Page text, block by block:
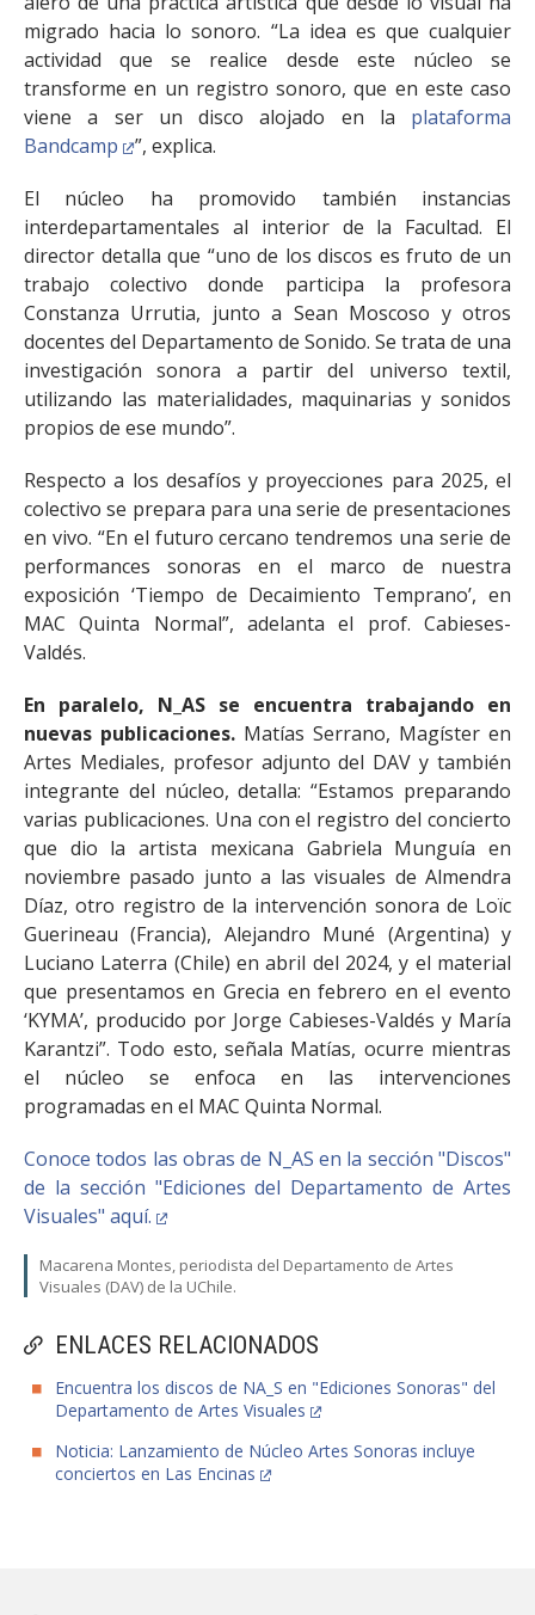
ENLACES RELACIONADOS
Encuentra los discos de NA_S en "Ediciones Sonoras" del
Departamento de Artes Visuales
Noticia: Lanzamiento de Núcleo Artes Sonoras incluye
conciertos en Las Encinas
migrado hacia lo sonoro. “La idea es que cualquier
actividad que se realice desde este núcleo se
transforme en un registro sonoro, que en este caso
viene a ser un disco alojado en la plataforma
Bandcamp
”, explica.
El núcleo ha promovido también instancias
interdepartamentales al interior de la Facultad. El
director detalla que “uno de los discos es fruto de un
trabajo colectivo donde participa la profesora
Constanza Urrutia, junto a Sean Moscoso y otros
docentes del Departamento de Sonido. Se trata de una
investigación sonora a partir del universo textil,
utilizando las materialidades, maquinarias y sonidos
propios de ese mundo”.
Respecto a los desafíos y proyecciones para 2025, el
colectivo se prepara para una serie de presentaciones
en vivo. “En el futuro cercano tendremos una serie de
performances sonoras en el marco de nuestra
exposición ‘Tiempo de Decaimiento Temprano’, en
MAC Quinta Normal”, adelanta el prof. Cabieses-
Valdés.
En paralelo, N_AS se encuentra trabajando en
nuevas publicaciones. Matías Serrano, Magíster en
Artes Mediales, profesor adjunto del DAV y también
integrante del núcleo, detalla: “Estamos preparando
varias publicaciones. Una con el registro del concierto
que dio la artista mexicana Gabriela Munguía en
noviembre pasado junto a las visuales de Almendra
Díaz, otro registro de la intervención sonora de Loïc
Guerineau (Francia), Alejandro Muné (Argentina) y
Luciano Laterra (Chile) en abril del 2024, y el material
que presentamos en Grecia en febrero en el evento
‘KYMA’, producido por Jorge Cabieses-Valdés y María
Karantzi”. Todo esto, señala Matías, ocurre mientras
el núcleo se enfoca en las intervenciones
programadas en el MAC Quinta Normal.
Conoce todos las obras de N_AS en la sección "Discos"
de la sección "Ediciones del Departamento de Artes
Visuales" aquí.
Macarena Montes, periodista del Departamento de Artes
Visuales (DAV) de la UChile.